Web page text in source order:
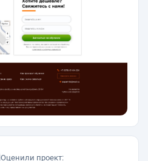
Оценили проект: